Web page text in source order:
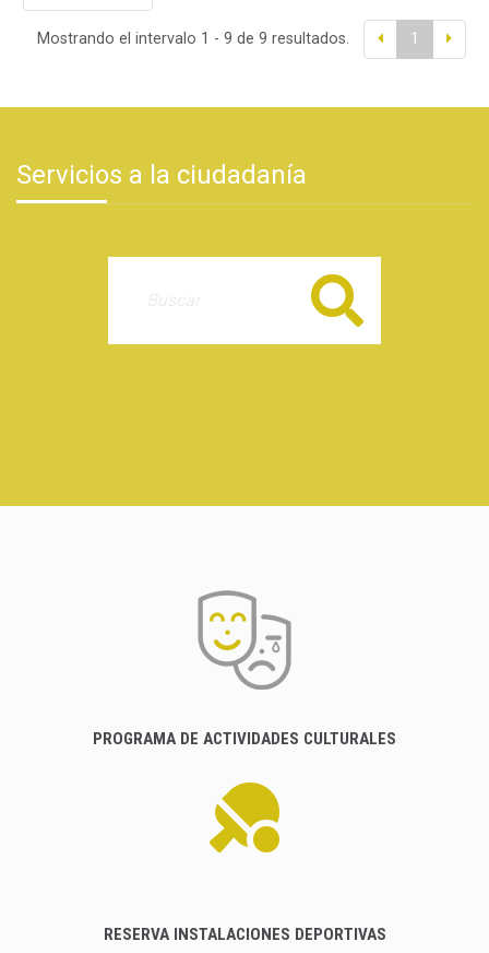
Mostrando el intervalo 1 - 9 de 9 resultados. 1
Servicios a la ciudadanía
Buscar
PROGRAMA DE ACTIVIDADES CULTURALES
RESERVA INSTALACIONES DEPORTIVAS